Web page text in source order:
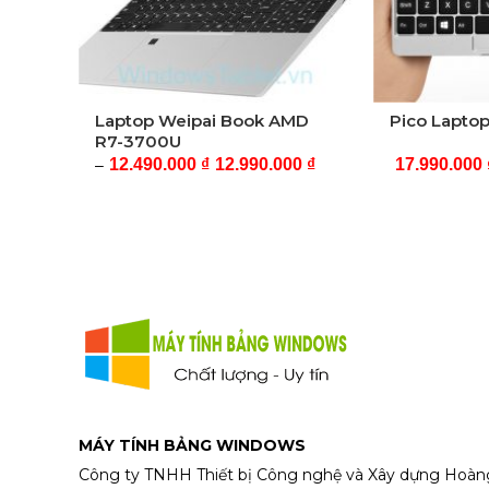
Laptop Weipai Book AMD
R7-3700U
12.490.000 ₫
– 12.990.000 ₫
Pico
17.990.000
MÁY TÍNH BẢNG WINDOWS
Công ty TNHH Thiết bị Công nghệ và Xây dựng